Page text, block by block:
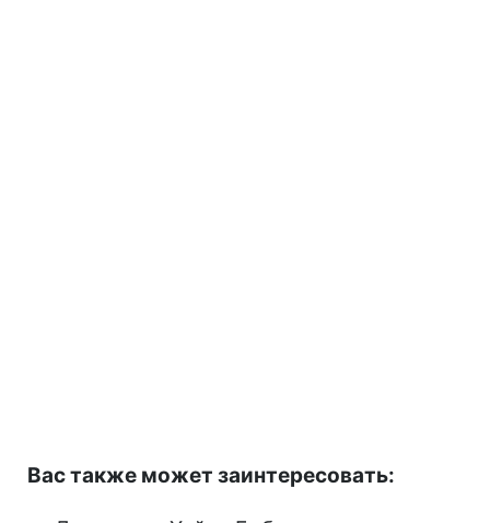
Вас также может заинтересовать: